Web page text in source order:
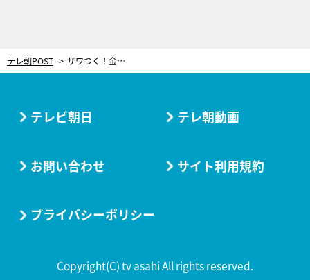
テレ朝POST ザワつく！金曜日
テレビ朝日 テレ朝動画
お問い合わせ サイト利用規約
プライバシーポリシー
Copyright(C) tv asahi All rights reserved.